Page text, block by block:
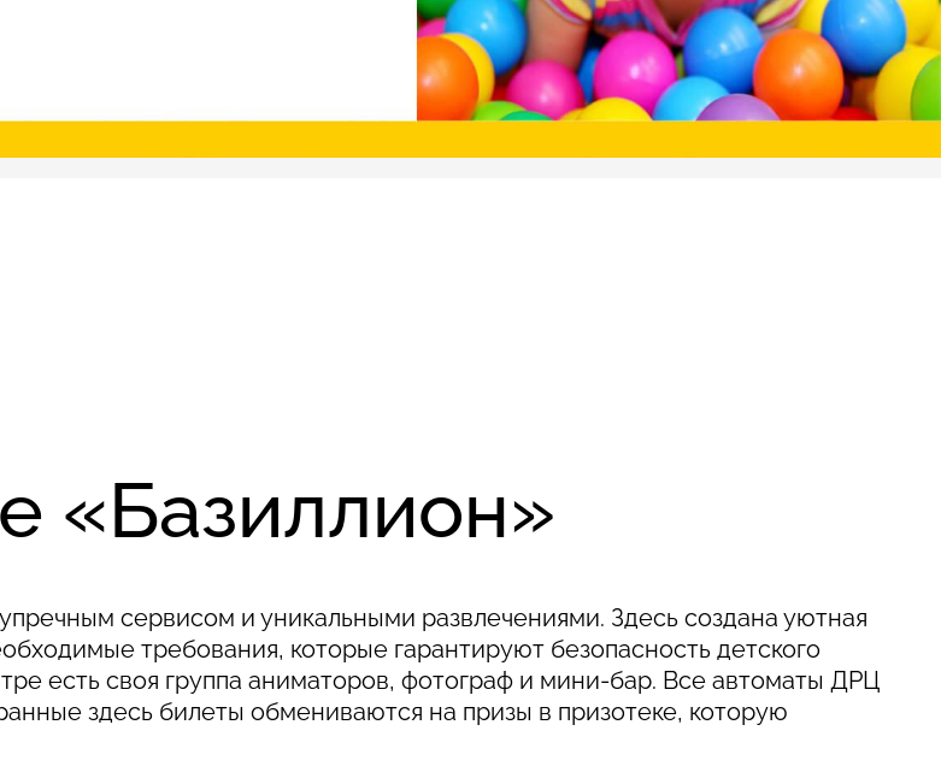
«Базиллион»
сервисом и уникальными развлечениями. Здесь создана уютная
требования, которые гарантируют безопасность детского
есть своя группа аниматоров, фотограф и мини-бар. Все автоматы ДРЦ
здесь билеты обмениваются на призы в призотеке, которую